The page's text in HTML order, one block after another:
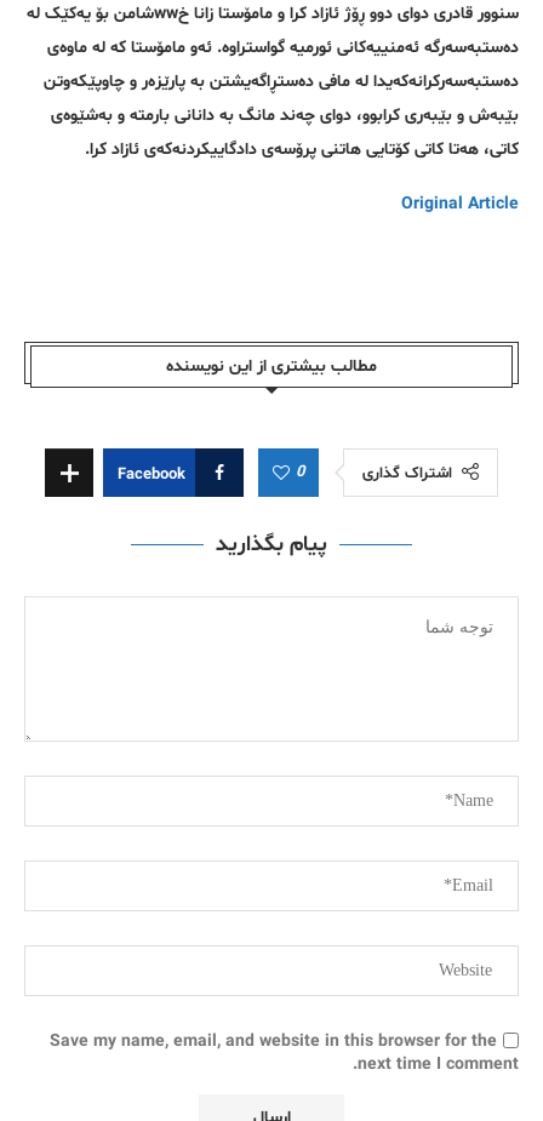
سنوور قادری دوای دوو ڕۆژ ئازاد کرا و مامۆستا زانا خwwشامن بۆ یەکێک لە
دەستبەسەرگە ئەمنییەکانی ئورمیە گواستراوە. ئەو مامۆستا کە لە ماوەی
دەستبەسەرکرانەکەیدا لە مافی دەستڕاگەیشتن بە پارێزەر و چاوپێکەوتن
بێبەش و بێبەری کرابوو، دوای چەند مانگ بە دانانی بارمتە و بەشێوەی
کاتی، هەتا کاتی کۆتایی هاتنی پرۆسەی دادگاییکردنەکەی ئازاد کرا.
Original Article
مطالب بیشتری از این نویسندە
اشتراک گذاری 0
Facebook
پیام بگذارید
Save my name, email, and website in this browser for the
next time I comment.